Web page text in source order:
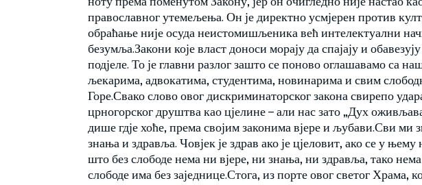
православног утемељења. Он је директно усмјерен против
обраћање није осуда неистомишљеника већ интелектуални
безумља.Закони које власт доноси морају да спајају и
подјеле. То је главни разлог зашто се поново оглашавамо са
љекарима, адвокатима, студентима, новинарима и свим
Горе.Свако слово овог дискриминаторског закона свирепо
црногорског друштва као цјелине – али нас зато „Дух
дише гдје хоће, према својим законима вјере и љубави.Сви ми
знања и здравља. Човјек је здрав ако је цјеловит, ако се у
што без слободе нема ни вјере, ни знања, ни здравља, тако
слободе има без заједнице.Стога, из порте овог светог Храма,